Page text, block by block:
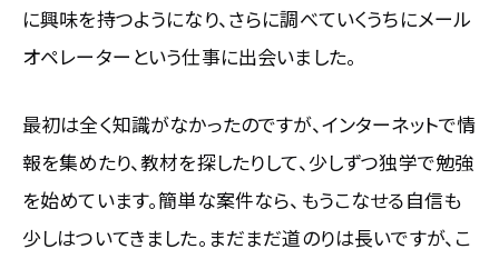
に興味を持つようになり、さらに調べていくうちにメール
オペレーターという仕事に出会いました。
最初は全く知識がなかったのですが、インターネットで情
報を集めたり、教材を探したりして、少しずつ独学で勉強
を始めています。簡単な案件なら、もうこなせる自信も
少しはついてきました。まだまだ道のりは長いですが、こ